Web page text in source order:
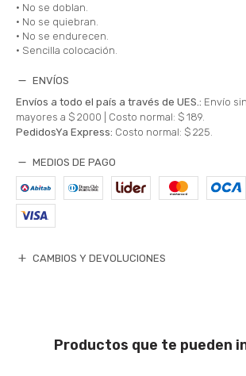
• No se doblan.
• No se quiebran.
• No se endurecen.
• Sencilla colocación.
ENVÍOS
Envíos a todo el país a través de UES.: Envío
mayores a $ 2000 | Costo normal: $ 189.
PedidosYa Express: Costo normal: $ 225.
MEDIOS DE PAGO
CAMBIOS Y DEVOLUCIONES
Productos que te pueden